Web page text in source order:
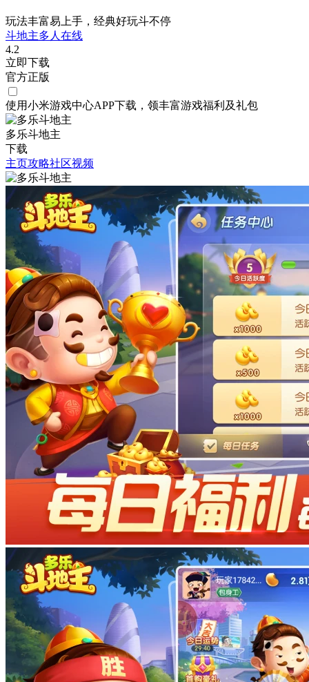
玩法丰富易上手，经典好玩斗不停
斗地主多人在线
4.2
立即下载
官方正版
使用小米游戏中心APP下载 ，领丰富游戏福利 及礼包
多乐斗地主
下载
主页攻略社区视频